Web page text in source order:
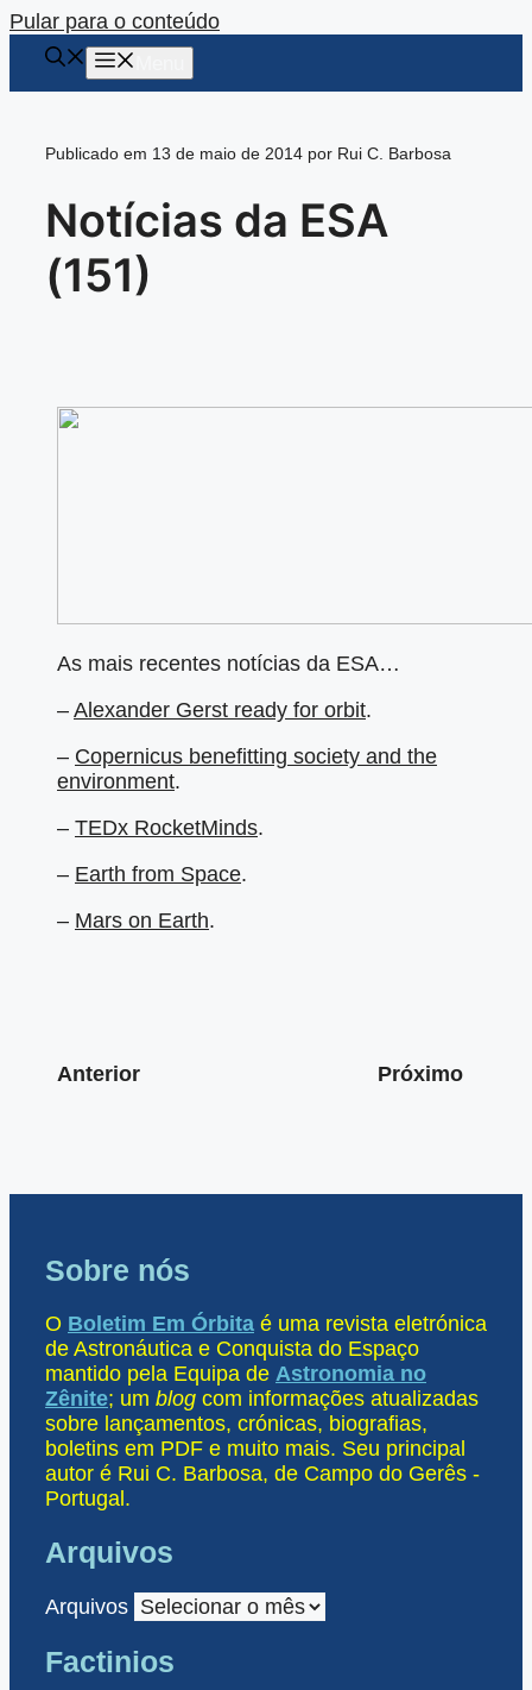
Pular para o conteúdo
Publicado em 13 de maio de 2014 por Rui C. Barbosa
Notícias da ESA
(151)
As mais recentes notícias da ESA…
– Alexander Gerst ready for orbit.
– Copernicus benefitting society and the
environment.
– TEDx RocketMinds.
– Earth from Space.
– Mars on Earth.
Anterior Próximo
Sobre nós
O Boletim Em Órbita é uma revista eletrónica
de Astronáutica e Conquista do Espaço
mantido pela Equipa de Astronomia no
Zênite; um blog com informações atualizadas
sobre lançamentos, crónicas, biografias,
boletins em PDF e muito mais. Seu principal
autor é Rui C. Barbosa, de Campo do Gerês -
Portugal.
Arquivos
Arquivos
Factinios